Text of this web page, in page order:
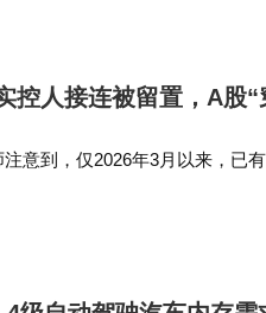
去两年，车主朋友们对…
控人接连被留置，A股
意到，仅2026年3月以来，已
问题。 正经社分析师认…